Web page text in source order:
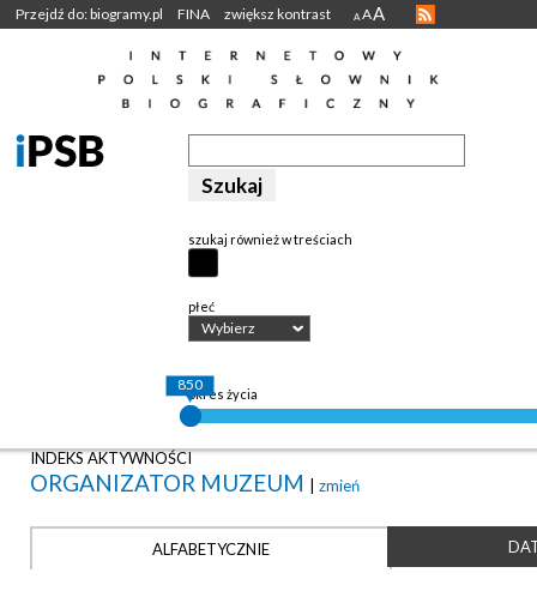
Przejdź do: biogramy.pl FINA zwiększ kontrast A AA
szukaj również w treściach
płeć
Wybierz
okres życia
850
INDEKS AKTYWNOŚCI
ORGANIZATOR MUZEUM | zmień
ALFABETYCZNIE